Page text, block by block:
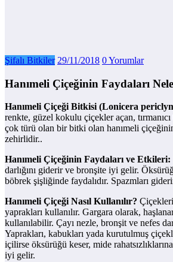
Şifalı Bitkiler 29/11/2018 0 Yorumlar
Hanımeli Çiçeğinin Faydaları
Hanımeli Çiçeği Bitkisi (Lonicera
renkte, güzel kokulu çiçekler açan,
çok türü olan bir bitki olan hanımeli
zehirlidir..
Hanımeli Çiçeğinin Faydaları ve Etkileri:
darlığını giderir ve bronşite iyi gelir.
böbrek şişliğinde faydalıdır. Spazmları
Hanımeli Çiçeği Nasıl Kullanılır?
yaprakları kullanılır. Gargara olarak,
kullanılabilir. Çayı nezle, bronşit ve nefes
Yaprakları, kabukları yada kurutulmuş
içilirse öksürüğü keser, mide
iyi gelir.